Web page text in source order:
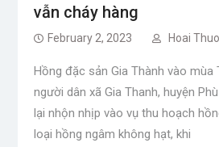
vẫn cháy hàng
February 2, 2023 Hoai
Hồng đặc sản Gia Thành vào mùa
người dân xã Gia Thanh, huyện
lại nhộn nhịp vào vụ thu hoạch
loại hồng ngâm không hạt, khi